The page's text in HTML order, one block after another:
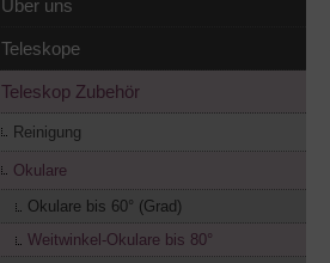
Über uns
Teleskope
Teleskop Zubehör
Reinigung
Okulare
Okulare bis 60° (Grad)
Weitwinkel-Okulare bis 80°